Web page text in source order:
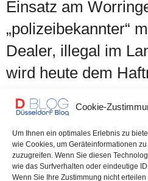
Cookie-
Um Ihnen ein optimales Erlebnis zu
wie Cookies, um Geräteinformationen
zuzugreifen. Wenn Sie diesen
wie das Surfverhalten oder eindeutige
Wenn Sie Ihre Zustimmung nicht
Einsatz am
„polizeibekannter“
Dealer, illegal im
wird heute dem
Beamte des Eisatztrupps „PRIOS“
polizeibekannten Dealer am
0 SHARES